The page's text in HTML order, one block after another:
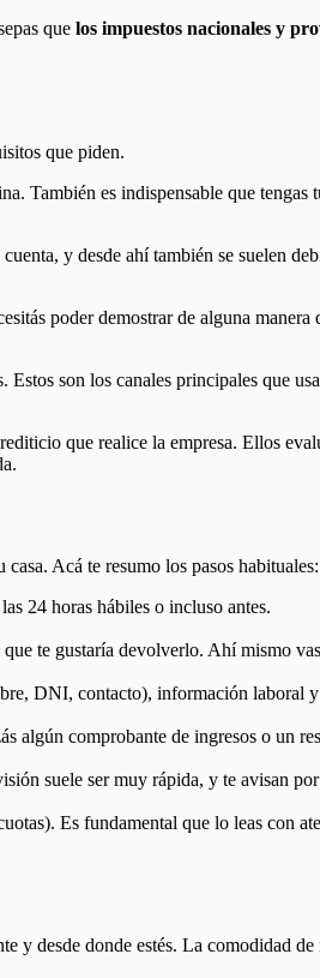
que los impuestos nacionales y
que piden.
También es indispensable que tengas
y desde ahí también se suelen
poder demostrar de alguna manera
Estos son los canales principales que
que realice la empresa. Ellos
Acá te resumo los pasos habituales:
24 horas hábiles o incluso antes.
te gustaría devolverlo. Ahí mismo
DNI, contacto), información
algún comprobante de ingresos o un
suele ser muy rápida, y te avisan
Es fundamental que lo leas con
y desde donde estés. La comodidad